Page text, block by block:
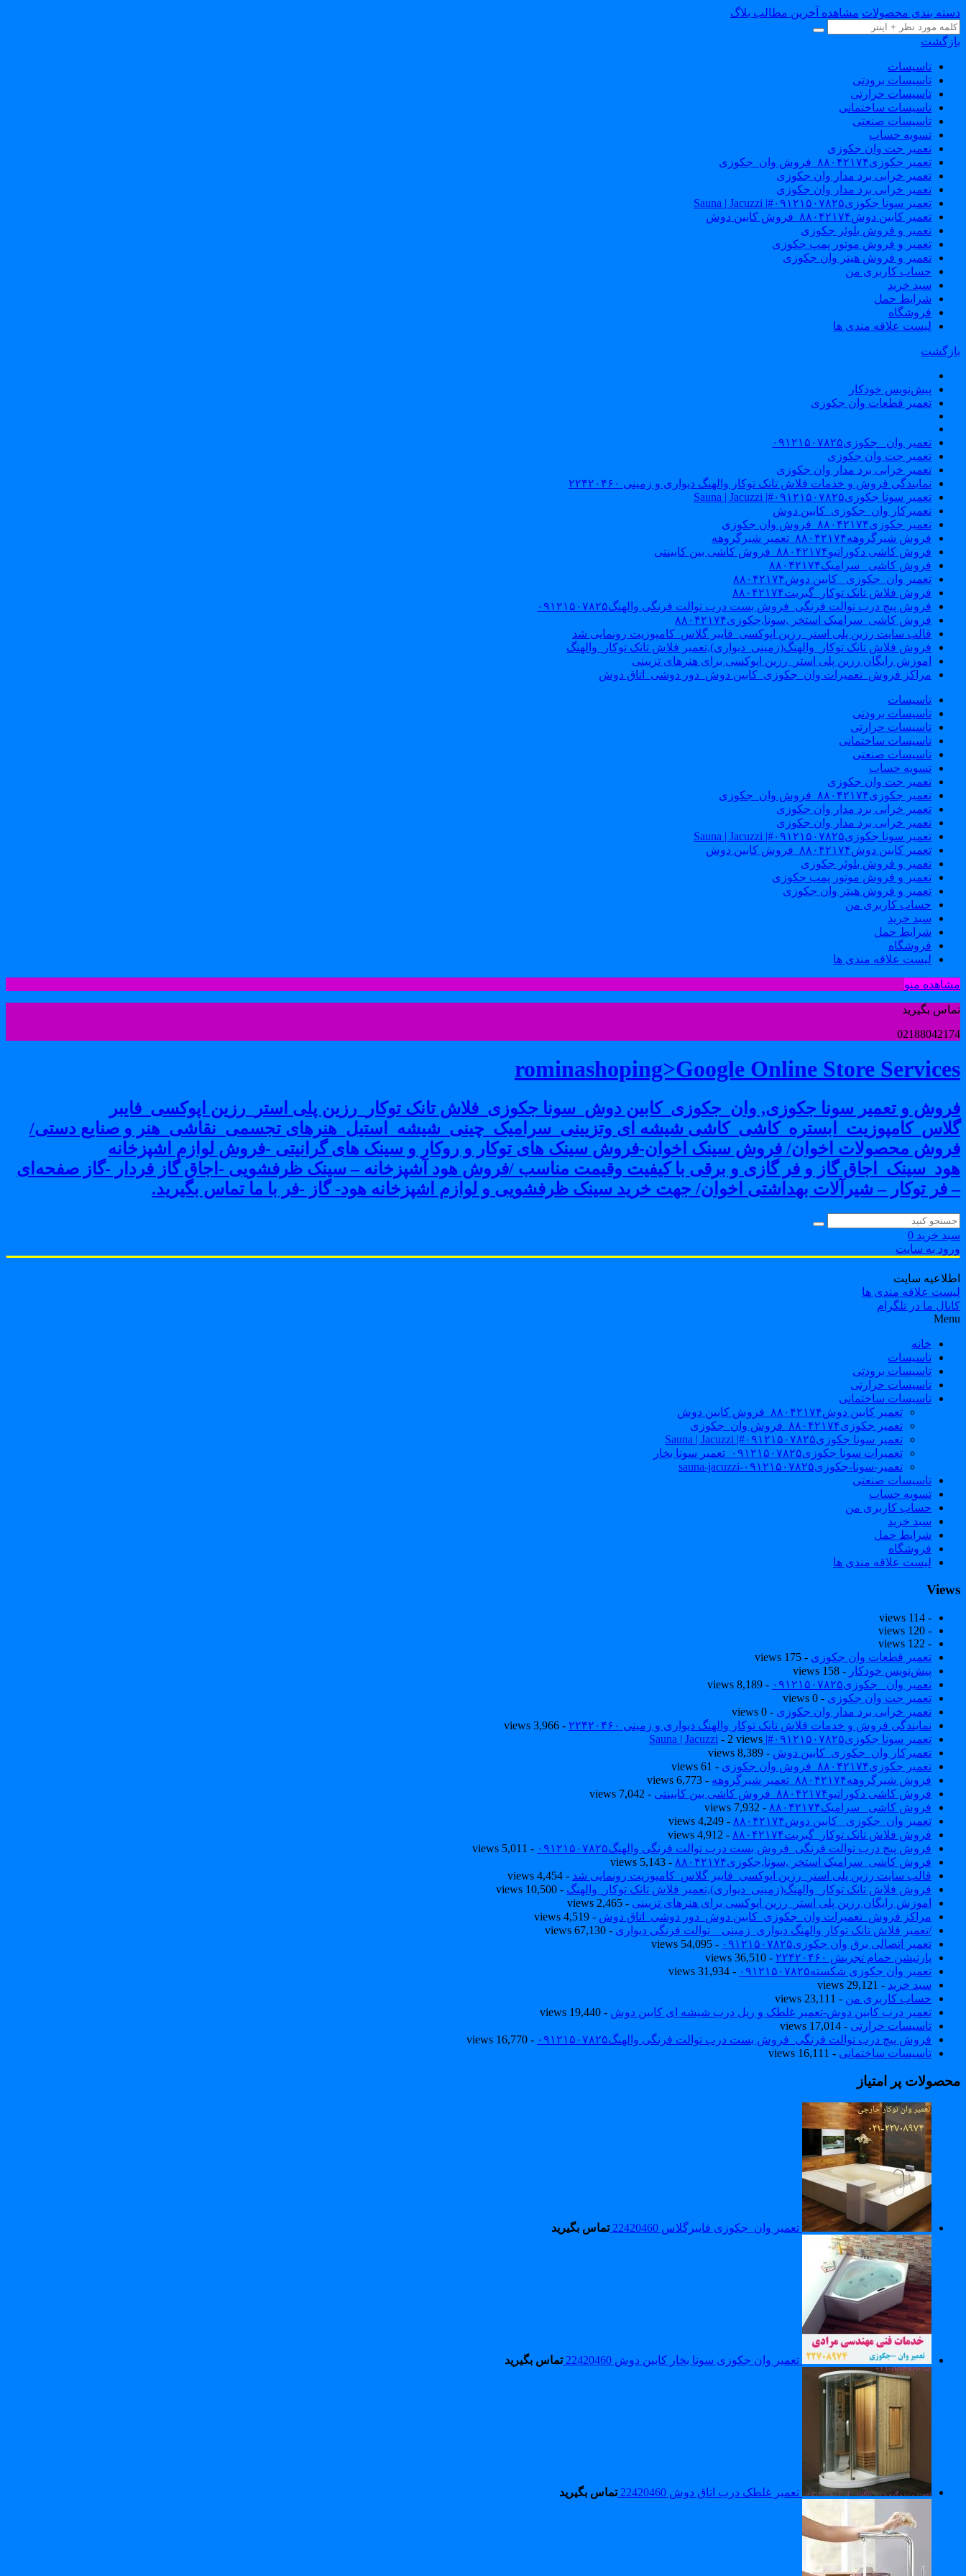
دسته بندی محصولات مشاهده آخرین مطالب بلاگ
بازگشت
تاسیسات
تاسیسات برودتی
تاسیسات حرارتی
تاسیسات ساختمانی
تاسیسات صنعتی
تسویه حساب
تعمیر جت وان جکوزی
تعمیر جکوزی۸۸۰۴۲۱۷۴_فروش وان_جکوزی
تعمیر خرابی برد مدار وان جکوزی
تعمیر خرابی برد مدار وان جکوزی
تعمیر سونا جکوزی۰۹۱۲۱۵۰۷۸۲۵#| Sauna | Jacuzzi
تعمیر کابین دوش۸۸۰۴۲۱۷۴_فروش کابین دوش
تعمیر و فروش بلوئر جکوزی
تعمیر و فروش موتور پمپ جکوزی
تعمیر و فروش هیتر وان جکوزی
حساب کاربری من
سبد خرید
شرایط حمل
فروشگاه
لیست علاقه مندی ها
بازگشت
پیش‌نویس خودکار
تعمیر قطعات وان جکوزی
تعمیر وان _جکوزی۰۹۱۲۱۵۰۷۸۲۵
تعمیر جت وان جکوزی
تعمیر خرابی برد مدار وان جکوزی
نمایندگی فروش و خدمات فلاش تانک توکار والهنگ دیواری و زمینی ۲۲۴۲۰۴۶۰
تعمیر سونا جکوزی۰۹۱۲۱۵۰۷۸۲۵#| Sauna | Jacuzzi
تعمیرکار وان_جکوزی_کابین دوش
تعمیر جکوزی۸۸۰۴۲۱۷۴_فروش وان جکوزی
فروش شیرگروهه۸۸۰۴۲۱۷۴_تعمیر شیرگروهه
فروش کاشی دکوراتیو۸۸۰۴۲۱۷۴_فروش کاشی بین کابینتی
فروش کاشی _سرامیک۸۸۰۴۲۱۷۴
تعمیر وان_جکوزی_ کابین دوش۸۸۰۴۲۱۷۴
فروش فلاش تانک توکار_گبریت۸۸۰۴۲۱۷۴
فروش پیچ درب توالت فرنگی_فروش بست درب توالت فرنگی والهنگ۰۹۱۲۱۵۰۷۸۲۵
فروش کاشی_سرامیک استخر ,سونا,جکوزی۸۸۰۴۲۱۷۴
قالب سایت رزین پلی استر_رزین اپوکسی_فایبر گلاس_کامپوزیت رونمایی شد
فروش فلاش تانک توکار_والهنگ(زمینی_دیواری),تعمیر فلاش تانک توکار_والهنگ
اموزش رایگان رزین پلی استر_رزین اپوکسی برای هنرهای تزیینی
مراکز فروش_تعمیرات وان_جکوزی_کابین دوش_دور دوشی_اتاق دوش
تاسیسات
تاسیسات برودتی
تاسیسات حرارتی
تاسیسات ساختمانی
تاسیسات صنعتی
تسویه حساب
تعمیر جت وان جکوزی
تعمیر جکوزی۸۸۰۴۲۱۷۴_فروش وان_جکوزی
تعمیر خرابی برد مدار وان جکوزی
تعمیر خرابی برد مدار وان جکوزی
تعمیر سونا جکوزی۰۹۱۲۱۵۰۷۸۲۵#| Sauna | Jacuzzi
تعمیر کابین دوش۸۸۰۴۲۱۷۴_فروش کابین دوش
تعمیر و فروش بلوئر جکوزی
تعمیر و فروش موتور پمپ جکوزی
تعمیر و فروش هیتر وان جکوزی
حساب کاربری من
سبد خرید
شرایط حمل
فروشگاه
لیست علاقه مندی ها
مشاهده منو
تماس بگیرید
02188042174
rominashoping>Google Online Store Services
فروش و تعمیر سونا جکوزی, وان_جکوزی_کابین دوش_سونا جکوزی_فلاش تانک توکار_رزین پلی استر_رزین اپوکسی_فایبر
گلاس_کامپوزیت_ابستره_کاشی_کاشی شیشه ای وتزیینی_سرامیک_چینی_شیشه_استیل_هنرهای تجسمی_نقاشی_هنر و صنایع دستی/
فروش محصولات اخوان/ فروش سینک اخوان-فروش سینک های توکار و روکار و سینک های گرانیتی -فروش لوازم اشپزخانه
هود_سینک_اجاق گاز و فر گازی و برقی با کیفیت وقیمت مناسب /فروش هود آشپزخانه – سینک ظرفشویی -اجاق گاز فردار -گاز صفحه‌ای
– فر توکار – شیرآلات بهداشتی اخوان/ جهت خرید سینک ظرفشویی و لوازم اشپزخانه هود- گاز -فر با ما تماس بگیرید.
سبد خرید 0
ورود به سایت
اطلاعیه سایت
لیست علاقه مندی ها
کانال ما در تلگرام
Menu
خانه
تاسیسات
تاسیسات برودتی
تاسیسات حرارتی
تاسیسات ساختمانی
تعمیر کابین دوش۸۸۰۴۲۱۷۴_فروش کابین دوش
تعمیر جکوزی۸۸۰۴۲۱۷۴_فروش وان_جکوزی
تعمیر سونا جکوزی۰۹۱۲۱۵۰۷۸۲۵#| Sauna | Jacuzzi
تعمیرات سونا جکوزی۰۹۱۲۱۵۰۷۸۲۵_تعمیر سونا بخار
تعمیر-سونا-جکوزی۰۹۱۲۱۵۰۷۸۲۵-sauna-jacuzzi
تاسیسات صنعتی
تسویه حساب
حساب کاربری من
سبد خرید
شرایط حمل
فروشگاه
لیست علاقه مندی ها
Views
- 114 views
- 120 views
- 122 views
تعمیر قطعات وان جکوزی - 175 views
پیش‌نویس خودکار - 158 views
تعمیر وان _جکوزی۰۹۱۲۱۵۰۷۸۲۵
- 8,189 views
تعمیر جت وان جکوزی - 0 views
تعمیر خرابی برد مدار وان جکوزی - 0 views
نمایندگی فروش و خدمات فلاش تانک توکار والهنگ دیواری و زمینی ۲۲۴۲۰۴۶۰
- 3,966 views
تعمیر سونا جکوزی۰۹۱۲۱۵۰۷۸۲۵#| Sauna | Jacuzzi
- 2 views
تعمیرکار وان_جکوزی_کابین دوش - 8,389 views
تعمیر جکوزی۸۸۰۴۲۱۷۴_فروش وان جکوزی
- 61 views
فروش شیرگروهه۸۸۰۴۲۱۷۴_تعمیر شیرگروهه
- 6,773 views
فروش کاشی دکوراتیو۸۸۰۴۲۱۷۴_فروش کاشی بین کابینتی
- 7,042 views
فروش کاشی _سرامیک۸۸۰۴۲۱۷۴
- 7,932 views
تعمیر وان_جکوزی_ کابین دوش۸۸۰۴۲۱۷۴
- 4,249 views
فروش فلاش تانک توکار_گبریت۸۸۰۴۲۱۷۴
- 4,912 views
فروش پیچ درب توالت فرنگی_فروش بست درب توالت فرنگی والهنگ۰۹۱۲۱۵۰۷۸۲۵
- 5,011 views
فروش کاشی_سرامیک استخر ,سونا,جکوزی۸۸۰۴۲۱۷۴
- 5,143 views
قالب سایت رزین پلی استر_رزین اپوکسی_فایبر گلاس_کامپوزیت رونمایی شد - 4,454 views
فروش فلاش تانک توکار_والهنگ(زمینی_دیواری),تعمیر فلاش تانک توکار_والهنگ - 10,500 views
اموزش رایگان رزین پلی استر_رزین اپوکسی برای هنرهای تزیینی - 2,465 views
مراکز فروش_تعمیرات وان_جکوزی_کابین دوش_دور دوشی_اتاق دوش - 4,519 views
/تعمیر فلاش تانک توکار والهنگ دیواری_زمینی _ توالت فرنگی دیواری - 67,130 views
تعمیر اتصالی برق وان جکوزی۰۹۱۲۱۵۰۷۸۲۵
- 54,095 views
پارتیشن حمام تجریش ۲۲۴۲۰۴۶۰
- 36,510 views
تعمیر وان جکوزی شکسته۰۹۱۲۱۵۰۷۸۲۵
- 31,934 views
سبد خرید - 29,121 views
حساب کاربری من - 23,111 views
تعمیر درب کابین دوش-تعمیر غلطک و ریل درب شیشه ای کابین دوش - 19,440 views
تاسیسات حرارتی - 17,014 views
فروش پیچ درب توالت فرنگی_فروش بست درب توالت فرنگی والهنگ۰۹۱۲۱۵۰۷۸۲۵
- 16,770 views
تاسیسات ساختمانی - 16,111 views
محصولات پر امتیاز
تعمیر وان_جکوزی فایبرگلاس 22420460 تماس بگیرید
تعمیر وان جکوزی سونا بخار کابین دوش 22420460 تماس بگیرید
تعمیر غلطک درب اتاق دوش 22420460 تماس بگیرید